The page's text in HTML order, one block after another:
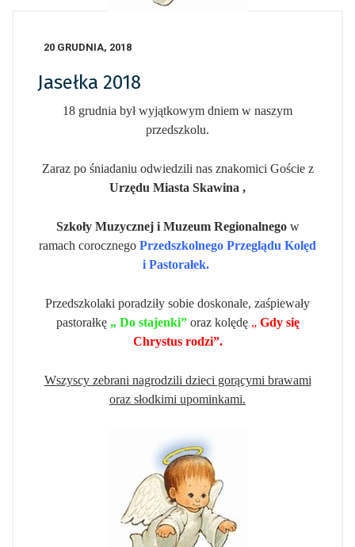
20 GRUDNIA, 2018
Jasełka 2018
18 grudnia był wyjątkowym dniem w naszym
przedszkolu.
Zaraz po śniadaniu odwiedzili nas znakomici Goście z
Urzędu Miasta Skawina ,
Szkoły Muzycznej i Muzeum Regionalnegow
ramach corocznego Przedszkolnego Przeglądu Kolęd
i Pastorałek.
Przedszkolaki poradziły sobie doskonale, zaśpiewały
pastorałkę „ Do stajenki”oraz kolędę „Gdy się
Chrystus rodzi”.
Wszyscy zebrani nagrodzili dzieci gorącymi brawami
oraz słodkimi upominkami.